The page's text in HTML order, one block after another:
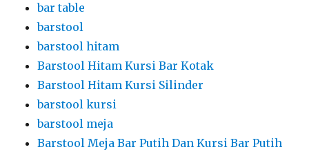
bar table
barstool
barstool hitam
Barstool Hitam Kursi Bar Kotak
Barstool Hitam Kursi Silinder
barstool kursi
barstool meja
Barstool Meja Bar Putih Dan Kursi Bar Putih